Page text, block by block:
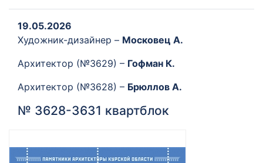
19.05.2026
Художник-дизайнер – Московец А.
Архитектор (№3629) – Гофман К.
Архитектор (№3628) – Брюллов А.
№ 3628-3631 квартблок